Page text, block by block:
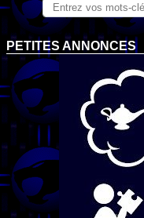
PETITES ANNONCES